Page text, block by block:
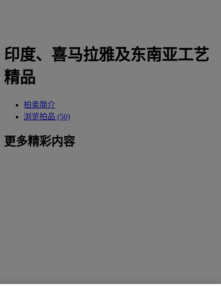
印度、喜马拉雅及东南亚工艺
精品
拍卖简介
浏览拍品 (50)
更多精彩内容